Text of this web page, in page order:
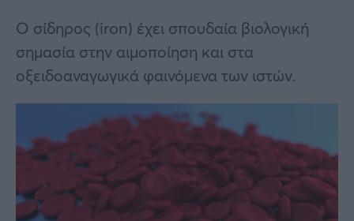
Ο σίδηρος (iron) έχει σπουδαία βιολογική
σημασία στην αιμοποίηση και στα
οξειδοαναγωγικά φαινόμενα των ιστών.